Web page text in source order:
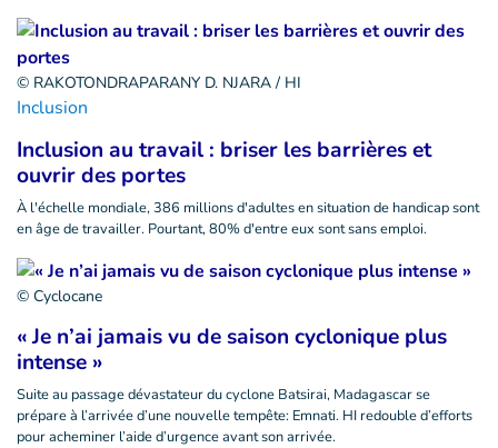
© RAKOTONDRAPARANY D. NJARA / HI
Inclusion
Inclusion au travail : briser les barrières et
ouvrir des portes
À l'échelle mondiale, 386 millions d'adultes en situation de handicap sont
en âge de travailler. Pourtant, 80% d'entre eux sont sans emploi.
© Cyclocane
« Je n’ai jamais vu de saison cyclonique plus
intense »
Suite au passage dévastateur du cyclone Batsirai, Madagascar se
prépare à l’arrivée d’une nouvelle tempête: Emnati. HI redouble d’efforts
pour acheminer l’aide d’urgence avant son arrivée.